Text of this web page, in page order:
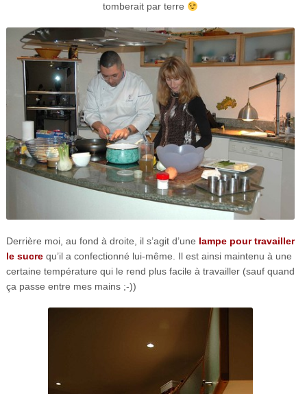
tomberait par terre
Derrière moi, au fond à droite, il s’agit d’une lampe pour travailler
le sucrequ’il a confectionné lui-même. Il est ainsi maintenu à une
certaine température qui le rend plus facile à travailler (sauf quand
ça passe entre mes mains ;-))